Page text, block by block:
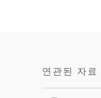
연관된 자료